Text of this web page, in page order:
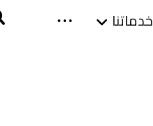
خدماتنا